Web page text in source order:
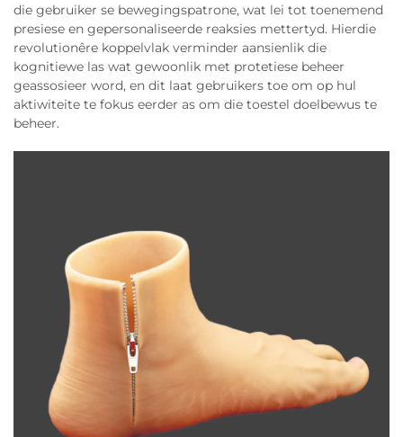
die gebruiker se bewegingspatrone, wat lei tot toenemend
presiese en gepersonaliseerde reaksies mettertyd. Hierdie
revolutionêre koppelvlak verminder aansienlik die
kognitiewe las wat gewoonlik met protetiese beheer
geassosieer word, en dit laat gebruikers toe om op hul
aktiwiteite te fokus eerder as om die toestel doelbewus te
beheer.